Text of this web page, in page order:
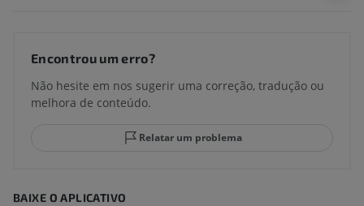
Encontrou um erro?
Não hesite em nos sugerir uma correção, tradução ou
melhora de conteúdo.
Relatar um problema
BAIXE O APLICATIVO